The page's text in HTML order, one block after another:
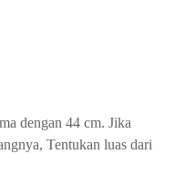
dengan 44 cm. Jika
Tentukan luas dari